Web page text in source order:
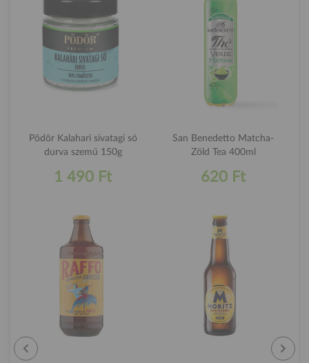
Pödör Kalahari sivatagi só
durva szemű 150g
1 490 Ft
San Benedetto Matcha-
Zöld Tea 400ml
620 Ft